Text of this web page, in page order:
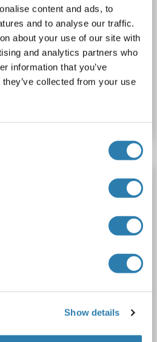
content and ads, to
and to analyse our traffic.
about your use of our site with
and analytics partners who
information that you’ve
collected from your use
Show details
(p), IHC (fro)
Hôte: Lapin
Hôte: Lapin